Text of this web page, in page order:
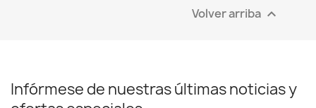
Volver arriba 
Infórmese de nuestras últimas noticias y